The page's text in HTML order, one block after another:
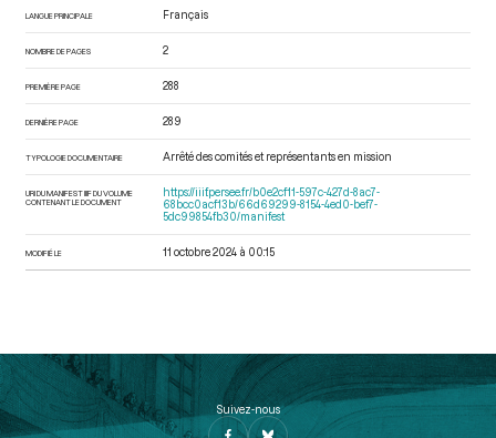
LANGUE PRINCIPALE Français
NOMBRE DE PAGES 2
PREMIÈRE PAGE 288
DERNIÈRE PAGE 289
TYPOLOGIE DOCUMENTAIRE Arrêté des comités et représentants en mission
URI DU MANIFEST IIIF DU VOLUME
CONTENANT LE DOCUMENT
https://iiif.persee.fr/b0e2cf11-597c-427d-8ac7-
68bcc0acf13b/66d69299-8154-4ed0-bef7-
5dc99854fb30/manifest
MODIFIÉ LE 11 octobre 2024 à 00:15
Suivez-nous